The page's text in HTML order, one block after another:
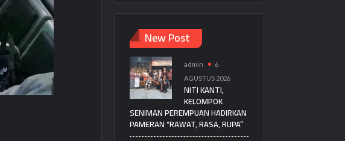
New Post
admin
6
AGUSTUS 2026
NITI KANTI,
KELOMPOK
SENIMAN PEREMPUAN HADIRKAN
PAMERAN “RAWAT, RASA, RUPA”